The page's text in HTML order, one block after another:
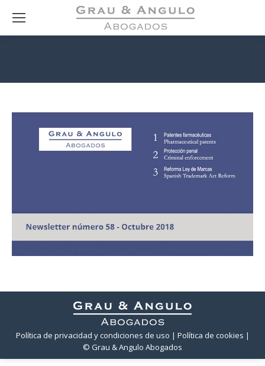
Política de privacidad y condiciones de uso | Política de cookies |
© Grau & Angulo Abogados